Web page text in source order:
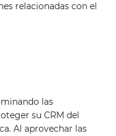
relacionadas con el
las
su CRM del
Al aprovechar las